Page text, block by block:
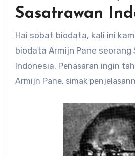
Sasatrawan
Hai sobat biodata, kali ini kami akan bagikan
biodata Armijn Pane seorang
Indonesia. Penasaran ingin
Armijn Pane, simak